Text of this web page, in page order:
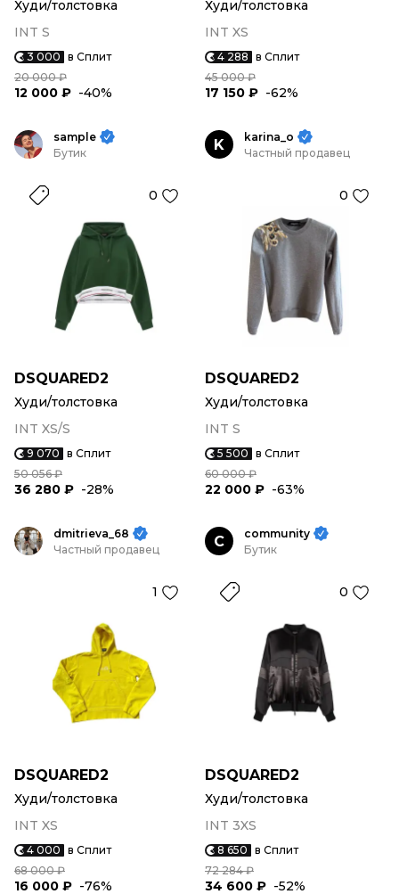
Худи/толстовка
INT S
3 000 в Сплит
20 000 ₽
12 000 ₽ -40%
Худи/толстовка
INT XS
4 288 в Сплит
45 000 ₽
17 150 ₽ -62%
sample
Бутик
0
DSQUARED2
Худи/толстовка
INT XS/S
9 070 в Сплит
50 056 ₽
36 280 ₽ -28%
K
karina_o
Частный продавец
0
DSQUARED2
Худи/толстовка
INT S
5 500 в Сплит
60 000 ₽
22 000 ₽ -63%
dmitrieva_68
Частный продавец
1
DSQUARED2
Худи/толстовка
INT XS
4 000 в Сплит
68 000 ₽
16 000 ₽ -76%
C
community
Бутик
0
DSQUARED2
Худи/толстовка
INT 3XS
8 650 в Сплит
72 284 ₽
34 600 ₽ -52%